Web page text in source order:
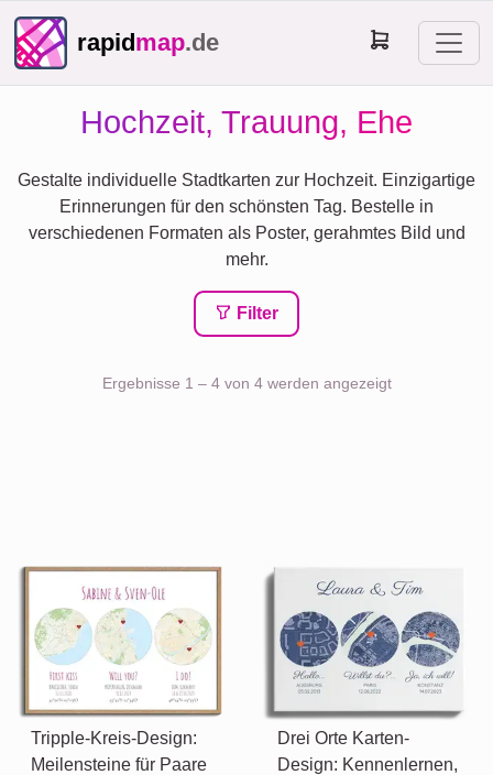
rapidmap.de
Hochzeit, Trauung, Ehe
Gestalte individuelle Stadtkarten zur Hochzeit. Einzigartige
Erinnerungen für den schönsten Tag. Bestelle in
verschiedenen Formaten als Poster, gerahmtes Bild und
mehr.
Filter
Ergebnisse 1 – 4 von 4 werden angezeigt
Tripple-Kreis-Design:
Meilensteine für Paare
Drei Orte Karten-
Design: Kennenlernen,